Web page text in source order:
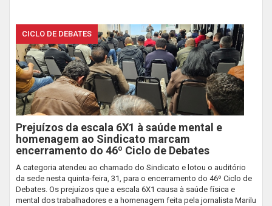
CICLO DE DEBATES
Prejuízos da escala 6X1 à saúde mental e
homenagem ao Sindicato marcam
encerramento do 46º Ciclo de Debates
A categoria atendeu ao chamado do Sindicato e lotou o auditório
da sede nesta quinta-feira, 31, para o encerramento do 46º Ciclo de
Debates. Os prejuízos que a escala 6X1 causa à saúde física e
mental dos trabalhadores e a homenagem feita pela jornalista Marilu